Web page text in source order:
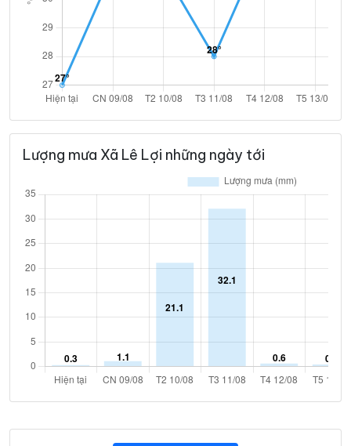
Lượng mưa Xã Lê Lợi những ngày tới